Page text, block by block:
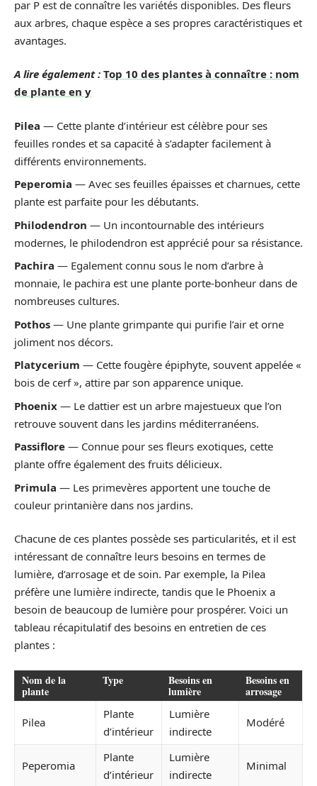
par P est de connaître les variétés disponibles. Des fleurs
aux arbres, chaque espèce a ses propres caractéristiques et
avantages.
A lire également : Top 10 des plantes à connaître : nom
de plante en y
Pilea — Cette plante d’intérieur est célèbre pour ses
feuilles rondes et sa capacité à s’adapter facilement à
différents environnements.
Peperomia — Avec ses feuilles épaisses et charnues, cette
plante est parfaite pour les débutants.
Philodendron — Un incontournable des intérieurs
modernes, le philodendron est apprécié pour sa résistance.
Pachira — Egalement connu sous le nom d’arbre à
monnaie, le pachira est une plante porte-bonheur dans de
nombreuses cultures.
Pothos — Une plante grimpante qui purifie l’air et orne
joliment nos décors.
Platycerium — Cette fougère épiphyte, souvent appelée «
bois de cerf », attire par son apparence unique.
Phoenix — Le dattier est un arbre majestueux que l’on
retrouve souvent dans les jardins méditerranéens.
Passiflore — Connue pour ses fleurs exotiques, cette
plante offre également des fruits délicieux.
Primula — Les primevères apportent une touche de
couleur printanière dans nos jardins.
Chacune de ces plantes possède ses particularités, et il est
intéressant de connaître leurs besoins en termes de
lumière, d’arrosage et de soin. Par exemple, la Pilea
préfère une lumière indirecte, tandis que le Phoenix a
besoin de beaucoup de lumière pour prospérer. Voici un
tableau récapitulatif des besoins en entretien de ces
plantes :
Nom de la
plante
Type Besoins en
lumière
Besoins en
arrosage
Pilea
Plante
d’intérieur
Lumière
indirecte
Modéré
Peperomia
Plante
d’intérieur
Lumière
indirecte
Minimal